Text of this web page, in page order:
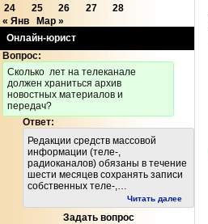
24 25 26 27
28
« Янв
Мар »
Онлайн-юрист
Вопрос:
Cколько лет на телеканале
должен храниться архив
новостных материалов и
передач?
Ответ:
Редакции средств массовой
информации (теле-,
радиоканалов) обязаны в течение
шести месяцев сохранять записи
собственных теле-,…
Читать далее
Задать вопрос